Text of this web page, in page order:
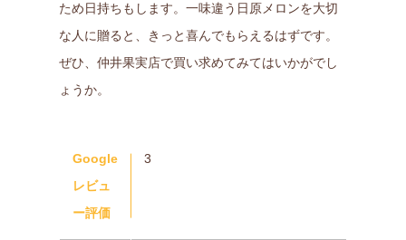
ため日持ちもします。一味違う日原メロンを大切
な人に贈ると、きっと喜んでもらえるはずです。
ぜひ、仲井果実店で買い求めてみてはいかがでし
ょうか。
Google
レビュ
ー評価
3